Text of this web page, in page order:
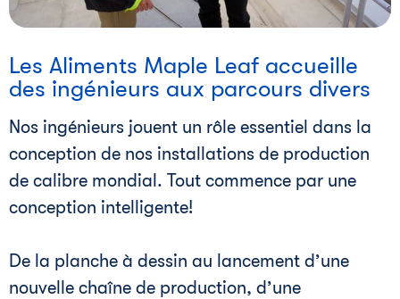
Les Aliments Maple Leaf accueille
des ingénieurs aux parcours divers
Nos ingénieurs jouent un rôle essentiel dans la
conception de nos installations de production
de calibre mondial. Tout commence par une
conception intelligente!
De la planche à dessin au lancement d’une
nouvelle chaîne de production, d’une